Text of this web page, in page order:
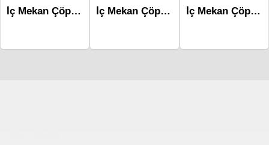
İç Mekan Çöp Kovaları-Mlk-214b İç Mekan Çöp Kovaları-Mlk-268b İç Mekan Çöp Kovaları-Mlk-269b